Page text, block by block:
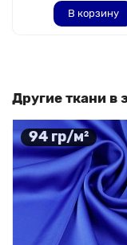
В корзину
Другие ткани в
94 гр/м²